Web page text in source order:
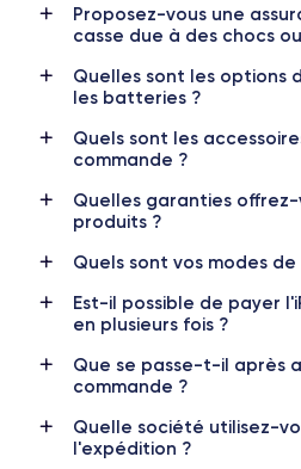
Écran
OLED 6.7 pouces
Nom CPU
Apple A15 Bionic
GPU 5-core
Caméra Principale
Résolution vidéo
4K - 3840 x 2160 px
Proposez-vous une
casse due à des chocs
Quelles sont les options
les batteries ?
Quels sont les
commande ?
Quelles garanties offrez-
produits ?
Quels sont vos modes
Est-il possible de payer
en plusieurs fois ?
Que se passe-t-il après
commande ?
Quelle société utilisez-
l'expédition ?